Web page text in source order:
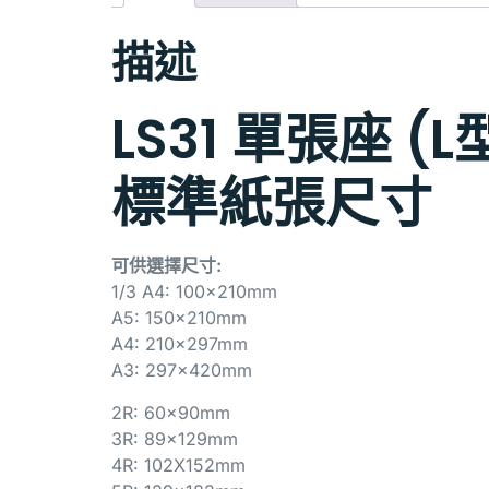
描述
LS31 單張座 (L
標準紙張尺寸
可供選擇尺寸:
1/3 A4: 100x210mm
A5: 150x210mm
A4: 210x297mm
A3: 297x420mm
2R: 60x90mm
3R: 89x129mm
4R: 102X152mm